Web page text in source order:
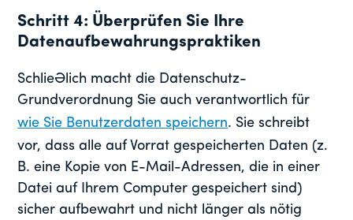
Schritt 4: Überprüfen Sie Ihre
Datenaufbewahrungspraktiken
Schließlich macht die Datenschutz-
Grundverordnung Sie auch verantwortlich für
wie Sie Benutzerdaten speichern. Sie schreibt
vor, dass alle auf Vorrat gespeicherten Daten (z.
B. eine Kopie von E-Mail-Adressen, die in einer
Datei auf Ihrem Computer gespeichert sind)
sicher aufbewahrt und nicht länger als nötig